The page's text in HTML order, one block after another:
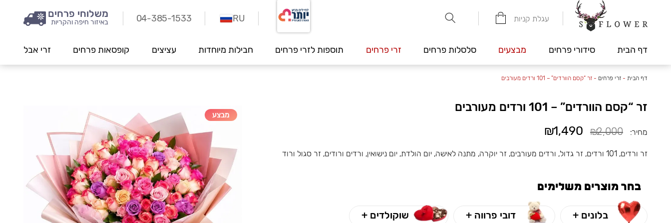
עגלת קניות משלוחי פרחים
באיזור חיפה והקריות 04-385-1533 RU
דף הבית סידורי פרחים מבצעים סלסלות פרחים זרי פרחים תוספות לזרי פרחים חבילות מיוחדות עציצים קופסאות פרחים זרי אבל
דף הבית - זרי פרחים - זר “קסם הוורדים” – 101 ורדים מעורבים
זר “קסם הוורדים” – 101 ורדים מעורבים
מחיר: ₪2,000
₪1,490
זר ורדים, 101 ורדים, זר גדול, ורדים מעורבים, זר יוקרה, מתנה לאישה, יום הולדת, יום נישואין, ורדים ורודים, זר סגול ורוד
בחר מוצרים משלימים
בלונים + דובי פרווה + שוקולדים +
מבצע